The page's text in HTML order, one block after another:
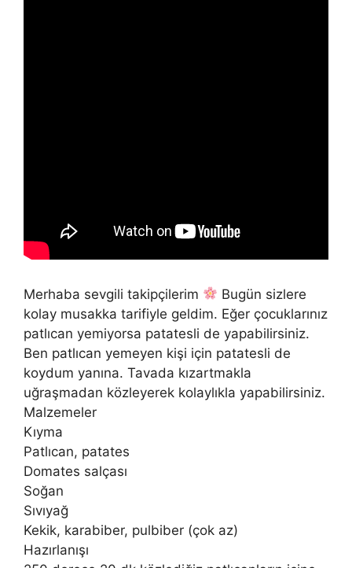
Merhaba sevgili takipçilerim
Bugün sizlere
kolay musakka tarifiyle geldim. Eğer çocuklarınız
patlıcan yemiyorsa patatesli de yapabilirsiniz.
Ben patlıcan yemeyen kişi için patatesli de
koydum yanına. Tavada kızartmakla
uğraşmadan közleyerek kolaylıkla yapabilirsiniz.
Malzemeler
Kıyma
Patlıcan, patates
Domates salçası
Soğan
Sıvıyağ
Kekik, karabiber, pulbiber (çok az)
Hazırlanışı